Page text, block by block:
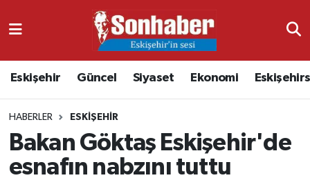
Eskişehir Güncel Siyaset Ekonomi
HABERLER ESKIŞEHIR
Bakan Göktaş Eskişehir'de
esnafın nabzını tuttu
Ekonomi
Güncel
Nöbetçi Eczaneler
Namaz Vakitleri
Trafik Durumu